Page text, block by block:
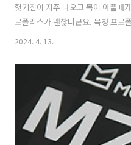
헛기침이 자주 나오고 목이 아플때
로폴리스가 괜찮더군요. 목청 프로
니다. 확실히 프로폴리스가 들어간
덜 아프더군요. 그리고 요즘은 그
요. 그러면 확실히 목감기도 덜 걸
기 때문에 정말 힘들었는데요. 잠들
자고 너무 힘들거든요. 원래는 프로
차에 두고 먹긴 ..
2024. 4. 13.